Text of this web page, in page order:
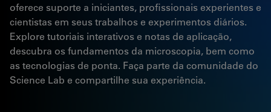
oferece suporte a iniciantes, profissionais experientes e
cientistas em seus trabalhos e experimentos diários.
Explore tutoriais interativos e notas de aplicação,
descubra os fundamentos da microscopia, bem como
as tecnologias de ponta. Faça parte da comunidade do
Science Lab e compartilhe sua experiência.